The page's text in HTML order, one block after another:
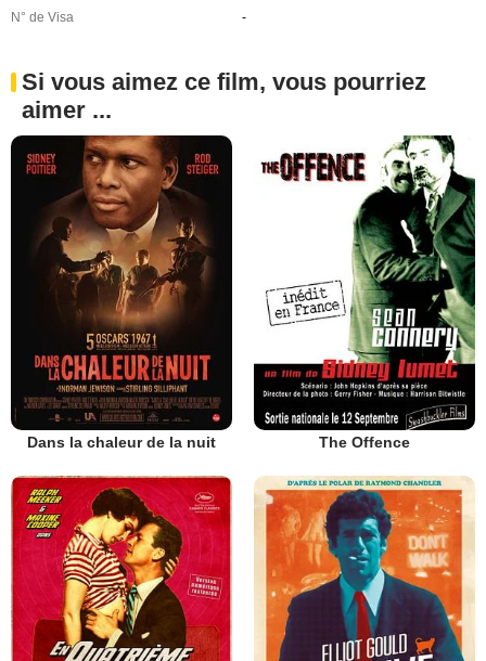
N° de Visa
-
Si vous aimez ce film, vous pourriez
aimer ...
Dans la chaleur de la nuit The Offence